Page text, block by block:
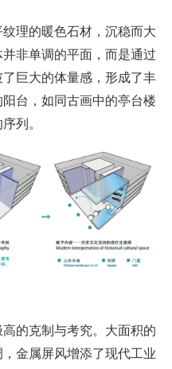
理的暖色石材，沉稳而大
非单调的平面，而是通过
巨大的体量感，形成了丰
台，如同古画中的亭台楼
列。
的克制与考究。大面积的
金属屏风增添了现代工业